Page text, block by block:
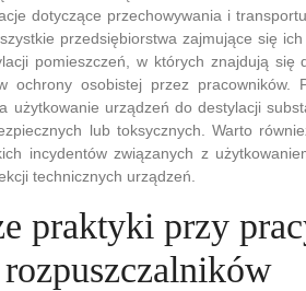
dotyczące przechowywania i
przedsiębiorstwa zajmujące się
pomieszczeń, w których znajdują się
ochrony osobistej przez pracowników.
użytkowanie urządzeń do destylacji
lub toksycznych. Warto
incydentów związanych z
technicznych urządzeń.
praktyki przy